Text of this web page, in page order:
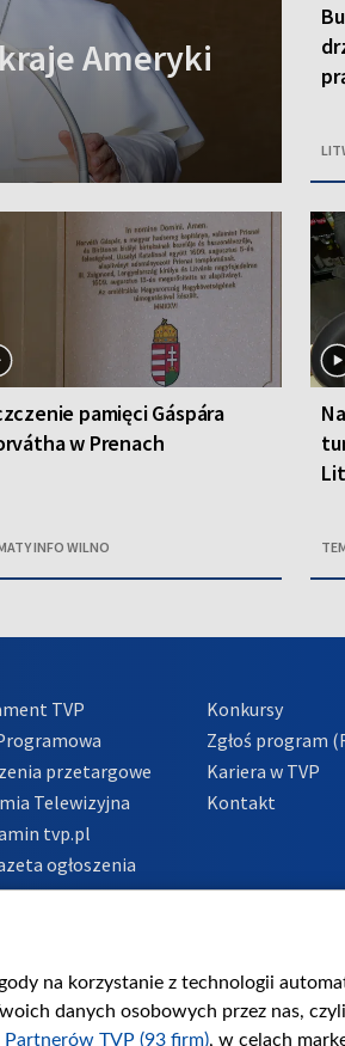
Ameryki
pamięci Gáspára
w Prenach
INFO WILNO
TVP
przetargowe
Telewizyjna
tvp.pl
ogłoszenia
o nadawcy
Konkursy
Zgłoś program
Kariera w TVP
Kontakt
na korzystanie z technologii
danych osobowych przez nas,
TVP (93 firm), w celach